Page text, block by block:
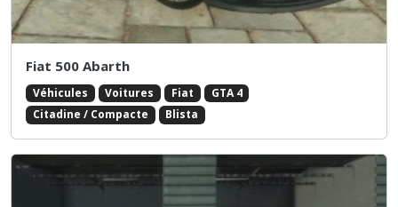
Fiat 500 Abarth
Véhicules Voitures Fiat
GTA 4
Citadine / Compacte
Blista